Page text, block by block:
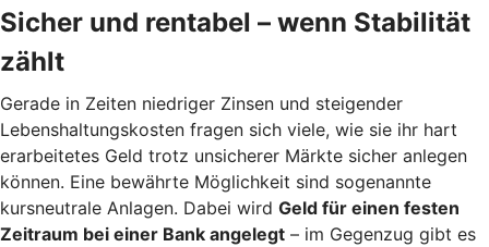
Sicher und rentabel – wenn Stabilität
zählt
Gerade in Zeiten niedriger Zinsen und steigender
Lebenshaltungskosten fragen sich viele, wie sie ihr hart
erarbeitetes Geld trotz unsicherer Märkte sicher anlegen
können. Eine bewährte Möglichkeit sind sogenannte
kursneutrale Anlagen. Dabei wird Geld für einen festen
Zeitraum bei einer Bank angelegt – im Gegenzug gibt es